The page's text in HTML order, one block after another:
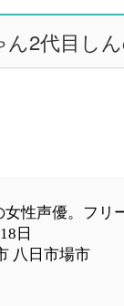
2代目し
性声優。フリ
日
八日市場市